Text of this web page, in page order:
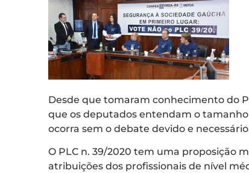
Desde que tomaram conhecimento do
que os deputados entendam o
ocorra sem o debate devido e
O PLC n. 39/2020 tem uma proposição
atribuições dos profissionais de nível